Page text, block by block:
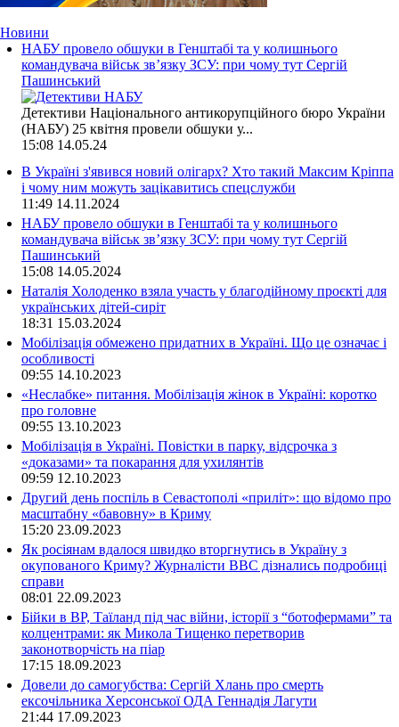
Новини
НАБУ провело обшуки в Генштабі та у колишнього
командувача військ зв’язку ЗСУ: при чому тут Сергій
Пашинський
Детективи Національного антикорупційного бюро України
(НАБУ) 25 квітня провели обшуки у...
15:08 14.05.24
В Україні з'явився новий олігарх? Хто такий Максим Кріппа
і чому ним можуть зацікавитись спецслужби
11:49 14.11.2024
НАБУ провело обшуки в Генштабі та у колишнього
командувача військ зв’язку ЗСУ: при чому тут Сергій
Пашинський
15:08 14.05.2024
Наталія Холоденко взяла участь у благодійному проєкті для
українських дітей-сиріт
18:31 15.03.2024
Мобілізація обмежено придатних в Україні. Що це означає і
особливості
09:55 14.10.2023
«Неслабке» питання. Мобілізація жінок в Україні: коротко
про головне
09:55 13.10.2023
Мобілізація в Україні. Повістки в парку, відсрочка з
«доказами» та покарання для ухилянтів
09:59 12.10.2023
Другий день поспіль в Севастополі «приліт»: що відомо про
масштабну «бавовну» в Криму
15:20 23.09.2023
Як росіянам вдалося швидко вторгнутись в Україну з
окупованого Криму? Журналісти ВВС дізнались подробиці
справи
08:01 22.09.2023
Бійки в ВР, Таїланд під час війни, історії з “ботофермами” та
колцентрами: як Микола Тищенко перетворив
законотворчість на піар
17:15 18.09.2023
Довели до самогубства: Сергій Хлань про смерть
ексочільника Херсонської ОДА Геннадія Лагути
21:44 17.09.2023